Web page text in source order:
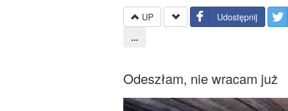
UP Udostępnij
...
Odeszłam, nie wracam już